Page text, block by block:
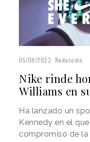
05/09/2022 Redacción
Nike rinde
Williams en
Ha lanzado un
Kennedy en el
compromiso de